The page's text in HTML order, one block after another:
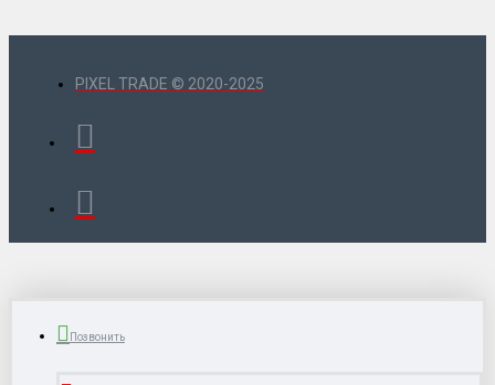
PIXEL TRADE © 2020-2025
Позвонить